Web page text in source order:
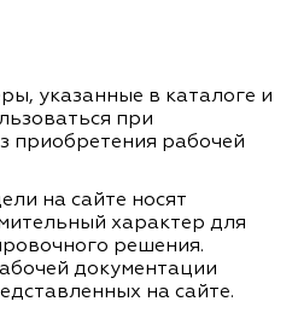
указанные в каталоге и
при
приобретения рабочей
на сайте носят
характер для
решения.
документации
на сайте.